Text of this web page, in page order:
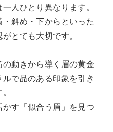
人ひとり異なります。
斜め・下からといった
とても大切です。
動きから導く眉の黄金
で品のある印象を引き
す「似合う眉」を見つ